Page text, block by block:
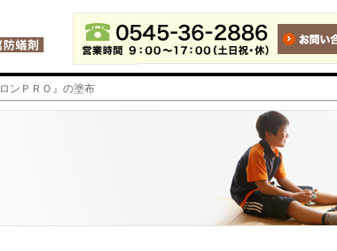
ンＰＲＯ』の塗布